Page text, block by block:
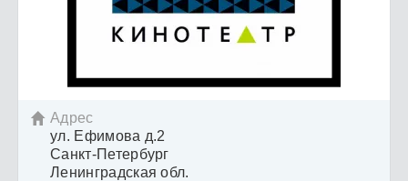
 Адрес
ул. Ефимова д.2
Санкт-Петербург
Ленинградская обл.